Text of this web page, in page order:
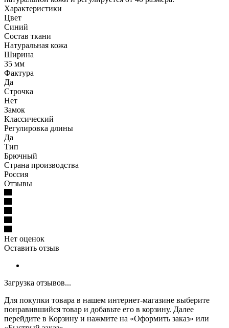
Характеристики
Цвет
Синий
Состав ткани
Натуральная кожа
Ширина
35 мм
Фактура
Да
Строчка
Нет
Замок
Классический
Регулировка длины
Да
Тип
Брючный
Страна производства
Россия
Отзывы
Нет оценок
Оставить отзыв
Загрузка отзывов...
Для покупки товара в нашем интернет-магазине выберите
понравившийся товар и добавьте его в корзину. Далее
перейдите в Корзину и нажмите на «Оформить заказ» или